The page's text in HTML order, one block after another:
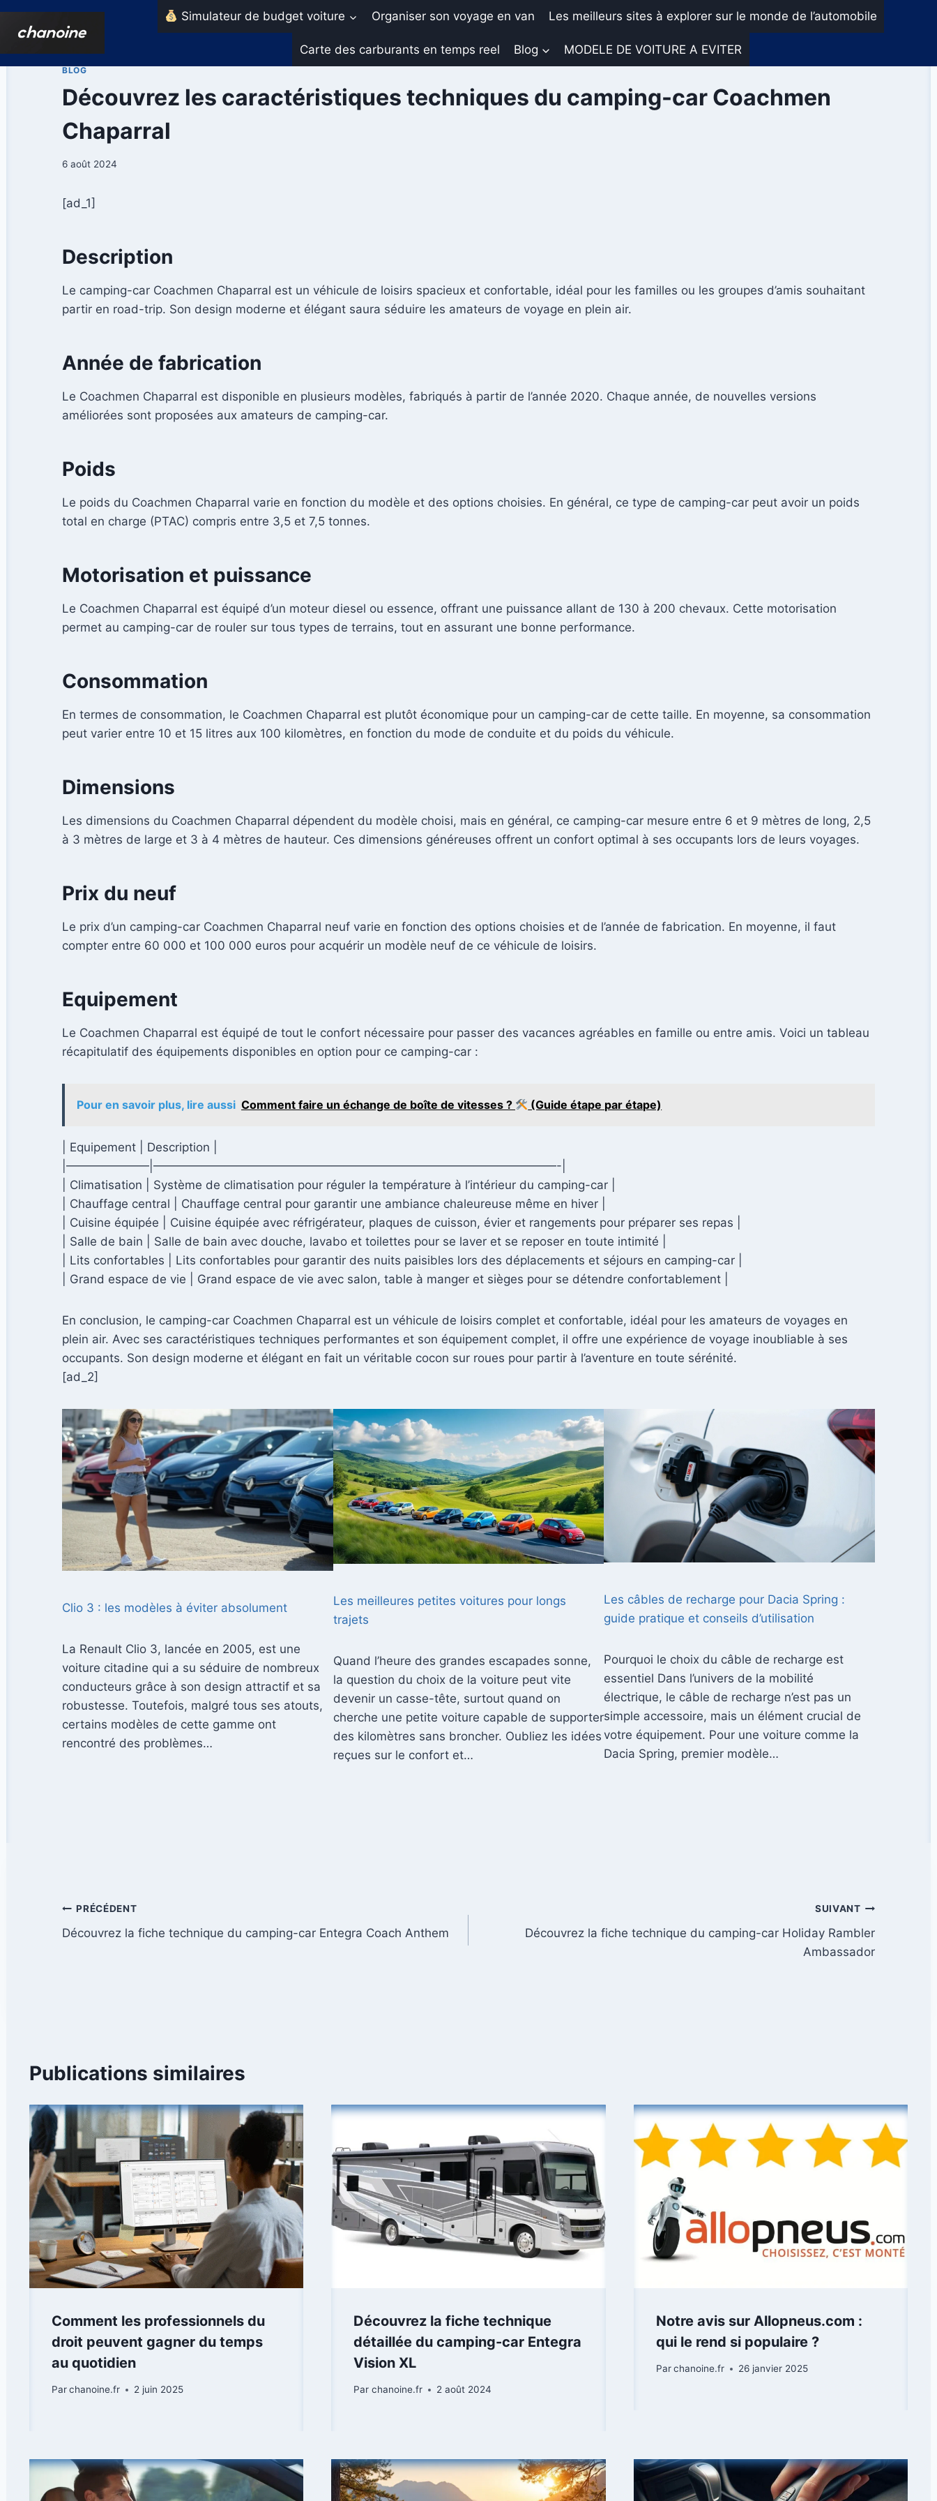
Aller
Simulateur de budget voiture Organiser son voyage en van Les meilleurs sites à explorer sur le monde de l’automobile
Carte des carburants en temps reel Blog MODELE DE VOITURE A EVITER
BLOG
Découvrez les caractéristiques techniques du camping-car Coachmen
Chaparral
6 août 2024
[ad_1]
Description
Le camping-car Coachmen Chaparral est un véhicule de loisirs spacieux et confortable, idéal pour les familles ou les groupes d’amis souhaitant
partir en road-trip. Son design moderne et élégant saura séduire les amateurs de voyage en plein air.
Année de fabrication
Le Coachmen Chaparral est disponible en plusieurs modèles, fabriqués à partir de l’année 2020. Chaque année, de nouvelles versions
améliorées sont proposées aux amateurs de camping-car.
Poids
Le poids du Coachmen Chaparral varie en fonction du modèle et des options choisies. En général, ce type de camping-car peut avoir un poids
total en charge (PTAC) compris entre 3,5 et 7,5 tonnes.
Motorisation et puissance
Le Coachmen Chaparral est équipé d’un moteur diesel ou essence, offrant une puissance allant de 130 à 200 chevaux. Cette motorisation
permet au camping-car de rouler sur tous types de terrains, tout en assurant une bonne performance.
Consommation
En termes de consommation, le Coachmen Chaparral est plutôt économique pour un camping-car de cette taille. En moyenne, sa consommation
peut varier entre 10 et 15 litres aux 100 kilomètres, en fonction du mode de conduite et du poids du véhicule.
Dimensions
Les dimensions du Coachmen Chaparral dépendent du modèle choisi, mais en général, ce camping-car mesure entre 6 et 9 mètres de long, 2,5
à 3 mètres de large et 3 à 4 mètres de hauteur. Ces dimensions généreuses offrent un confort optimal à ses occupants lors de leurs voyages.
Prix du neuf
Le prix d’un camping-car Coachmen Chaparral neuf varie en fonction des options choisies et de l’année de fabrication. En moyenne, il faut
compter entre 60 000 et 100 000 euros pour acquérir un modèle neuf de ce véhicule de loisirs.
Equipement
Le Coachmen Chaparral est équipé de tout le confort nécessaire pour passer des vacances agréables en famille ou entre amis. Voici un tableau
récapitulatif des équipements disponibles en option pour ce camping-car :
Pour en savoir plus, lire aussi Comment faire un échange de boîte de vitesses ? (Guide étape par étape)
| Equipement | Description |
|———————|——————————————————————————————————-|
| Climatisation | Système de climatisation pour réguler la température à l’intérieur du camping-car |
| Chauffage central | Chauffage central pour garantir une ambiance chaleureuse même en hiver |
| Cuisine équipée | Cuisine équipée avec réfrigérateur, plaques de cuisson, évier et rangements pour préparer ses repas |
| Salle de bain | Salle de bain avec douche, lavabo et toilettes pour se laver et se reposer en toute intimité |
| Lits confortables | Lits confortables pour garantir des nuits paisibles lors des déplacements et séjours en camping-car |
| Grand espace de vie | Grand espace de vie avec salon, table à manger et sièges pour se détendre confortablement |
En conclusion, le camping-car Coachmen Chaparral est un véhicule de loisirs complet et confortable, idéal pour les amateurs de voyages en
plein air. Avec ses caractéristiques techniques performantes et son équipement complet, il offre une expérience de voyage inoubliable à ses
occupants. Son design moderne et élégant en fait un véritable cocon sur roues pour partir à l’aventure en toute sérénité.
[ad_2]
Clio 3 : les modèles à éviter absolument
La Renault Clio 3, lancée en 2005, est une
voiture citadine qui a su séduire de nombreux
conducteurs grâce à son design attractif et sa
robustesse. Toutefois, malgré tous ses atouts,
certains modèles de cette gamme ont
rencontré des problèmes…
Les meilleures petites voitures pour longs
trajets
Quand l’heure des grandes escapades sonne,
la question du choix de la voiture peut vite
devenir un casse-tête, surtout quand on
cherche une petite voiture capable de supporter
des kilomètres sans broncher. Oubliez les idées
reçues sur le confort et…
Les câbles de recharge pour Dacia Spring :
guide pratique et conseils d’utilisation
Pourquoi le choix du câble de recharge est
essentiel Dans l’univers de la mobilité
électrique, le câble de recharge n’est pas un
simple accessoire, mais un élément crucial de
votre équipement. Pour une voiture comme la
Dacia Spring, premier modèle…
Navigation
de
PRÉCÉDENT
Découvrez la fiche technique du camping-car Entegra Coach Anthem
SUIVANT
Découvrez la fiche technique du camping-car Holiday Rambler
Ambassador
Publications similaires
Comment les professionnels du
droit peuvent gagner du temps
au quotidien
Parchanoine.fr 2 juin 2025
Découvrez la fiche technique
détaillée du camping-car Entegra
Vision XL
Par chanoine.fr 2 août 2024
Notre avis sur Allopneus.com :
qui le rend si populaire ?
Par chanoine.fr 26 janvier 2025